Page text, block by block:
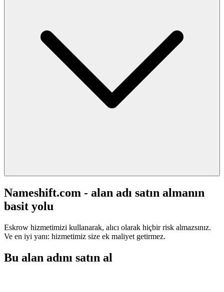
Nameshift.com - alan adı satın almanın
basit yolu
Eskrow hizmetimizi kullanarak, alıcı olarak hiçbir risk almazsınız.
Ve en iyi yanı: hizmetimiz size ek maliyet getirmez.
Bu alan adını satın al